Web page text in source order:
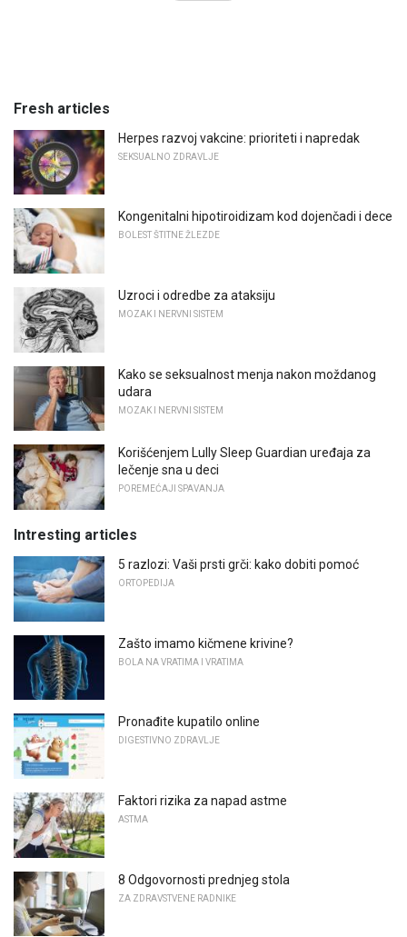
Fresh articles
Herpes razvoj vakcine: prioriteti i napredak
SEKSUALNO ZDRAVLJE
Kongenitalni hipotiroidizam kod dojenčadi i dece
BOLEST ŠTITNE ŽLEZDE
Uzroci i odredbe za ataksiju
MOZAK I NERVNI SISTEM
Kako se seksualnost menja nakon moždanog
udara
MOZAK I NERVNI SISTEM
Korišćenjem Lully Sleep Guardian uređaja za
lečenje sna u deci
POREMEĆAJI SPAVANJA
Intresting articles
5 razlozi: Vaši prsti grči: kako dobiti pomoć
ORTOPEDIJA
Zašto imamo kičmene krivine?
BOLA NA VRATIMA I VRATIMA
Pronađite kupatilo online
DIGESTIVNO ZDRAVLJE
Faktori rizika za napad astme
ASTMA
8 Odgovornosti prednjeg stola
ZA ZDRAVSTVENE RADNIKE